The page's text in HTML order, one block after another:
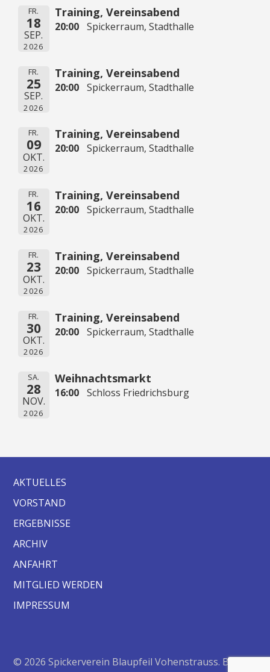
FR.
18
SEP.
2026
Training, Vereinsabend
20:00 Spickerraum, Stadthalle
FR.
25
SEP.
2026
Training, Vereinsabend
20:00 Spickerraum, Stadthalle
FR.
09
OKT.
2026
Training, Vereinsabend
20:00 Spickerraum, Stadthalle
FR.
16
OKT.
2026
Training, Vereinsabend
20:00 Spickerraum, Stadthalle
FR.
23
OKT.
2026
Training, Vereinsabend
20:00 Spickerraum, Stadthalle
FR.
30
OKT.
2026
Training, Vereinsabend
20:00 Spickerraum, Stadthalle
SA.
28
NOV.
2026
Weihnachtsmarkt
16:00 Schloss Friedrichsburg
AKTUELLES
VORSTAND
ERGEBNISSE
ARCHIV
ANFAHRT
MITGLIED WERDEN
IMPRESSUM
© 2026 Spickerverein Blaupfeil Vohenstrauss. Bento